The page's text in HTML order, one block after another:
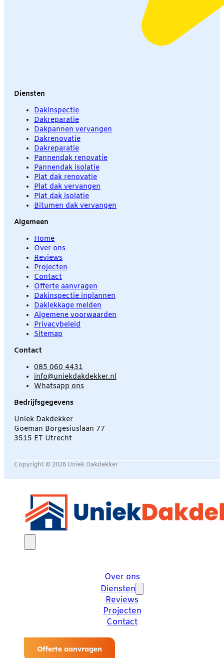
Diensten
Dakinspectie
Dakreparatie
Dakpannen vervangen
Dakrenovatie
Dakreparatie
Pannendak renovatie
Pannendak isolatie
Plat dak renovatie
Plat dak vervangen
Plat dak isolatie
Bitumen dak vervangen
Algemeen
Home
Over ons
Reviews
Projecten
Contact
Offerte aanvragen
Dakinspectie inplannen
Daklekkage melden
Algemene voorwaarden
Privacybeleid
Sitemap
Contact
085 060 4431
info@uniekdakdekker.nl
Whatsapp ons
Bedrijfsgegevens
Uniek Dakdekker
Goeman Borgesiuslaan 77
3515 ET Utrecht
Copyright © 2026 Uniek Dakdekker
Over ons
Diensten
Reviews
Projecten
Contact
Offerte aanvragen